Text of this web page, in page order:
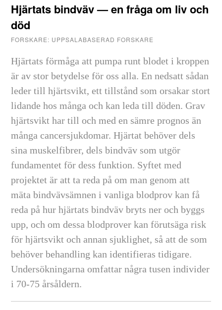
Hjärtats bindväv — en fråga om liv och
död
FORSKARE: UPPSALABASERAD FORSKARE
Hjärtats förmåga att pumpa runt blodet i kroppen
är av stor betydelse för oss alla. En nedsatt sådan
leder till hjärtsvikt, ett tillstånd som orsakar stort
lidande hos många och kan leda till döden. Grav
hjärtsvikt har till och med en sämre prognos än
många cancersjukdomar. Hjärtat behöver dels
sina muskelfibrer, dels bindväv som utgör
fundamentet för dess funktion. Syftet med
projektet är att ta reda på om man genom att
mäta bindvävsämnen i vanliga blodprov kan få
reda på hur hjärtats bindväv bryts ner och byggs
upp, och om dessa blodprover kan förutsäga risk
för hjärtsvikt och annan sjuklighet, så att de som
behöver behandling kan identifieras tidigare.
Undersökningarna omfattar några tusen individer
i 70-75 årsåldern.